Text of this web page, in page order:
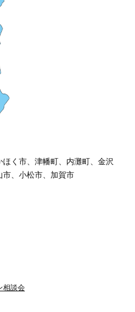
相談会
く市、津幡町、内灘町、金沢
市、小松市、加賀市
相談会